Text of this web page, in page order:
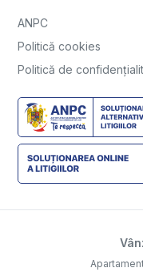
ANPC
Politică cookies
Politică de